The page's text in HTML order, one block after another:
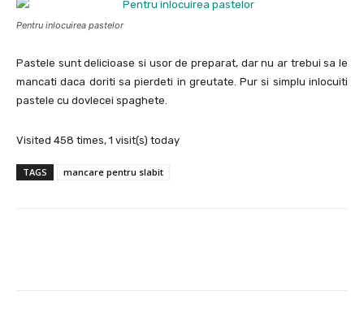
Pentru inlocuirea pastelor
Pastele sunt delicioase si usor de preparat, dar nu ar trebui sa le
mancati daca doriti sa pierdeti in greutate. Pur si simplu inlocuiti
pastele cu dovlecei spaghete.
Visited 458 times, 1 visit(s) today
TAGS mancare pentru slabit